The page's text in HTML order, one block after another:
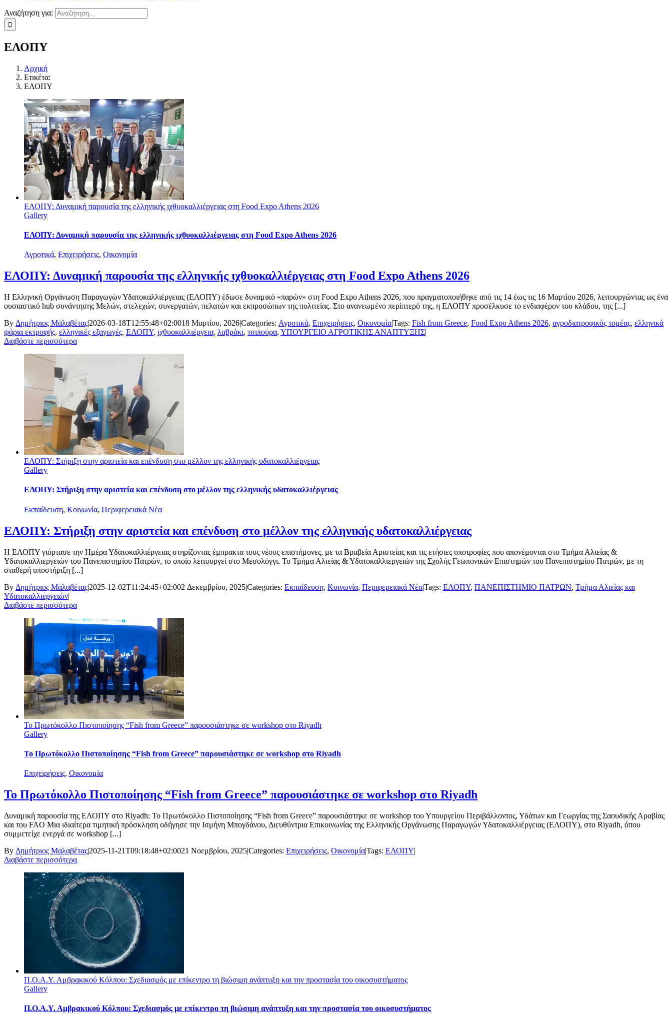
Αναζήτηση για:
ΕΛΟΠΥ
Αρχική
Ετικέτα:
ΕΛΟΠΥ
ΕΛΟΠΥ: Δυναμική παρουσία της ελληνικής ιχθυοκαλλιέργειας στη Food Expo Athens 2026
Gallery
ΕΛΟΠΥ: Δυναμική παρουσία της ελληνικής ιχθυοκαλλιέργειας στη Food Expo Athens 2026
Αγροτικά, Επιχειρήσεις, Οικονομία
ΕΛΟΠΥ: Δυναμική παρουσία της ελληνικής ιχθυοκαλλιέργειας στη Food Expo Athens 2026
Η Ελληνική Οργάνωση Παραγωγών Υδατοκαλλιέργειας (ΕΛΟΠΥ) έδωσε δυναμικό «παρών» στη Food Expo Athens 2026, που πραγματοποιήθηκε από τις 14 έως τις 16 Μαρτίου 2026, λειτουργώντας ως ένα
ουσιαστικό hub συνάντησης Μελών, στελεχών, συνεργατών, πελατών και εκπροσώπων της πολιτείας. Στο ανανεωμένο περίπτερό της, η ΕΛΟΠΥ προσέλκυσε το ενδιαφέρον του κλάδου, της [...]
By Δημήτριος Μαλαβέτας|2026-03-18T12:55:48+02:0018 Μαρτίου, 2026|Categories: Αγροτικά, Επιχειρήσεις, Οικονομία|Tags: Fish from Greece, Food Expo Athens 2026, αγροδιατροφικός τομέας, ελληνικά
ψάρια εκτροφής, ελληνικές εξαγωγές, ΕΛΟΠΥ, ιχθυοκαλλιέργεια, λαβράκι, τσιπούρα, ΥΠΟΥΡΓΕΙΟ ΑΓΡΟΤΙΚΗΣ ΑΝΑΠΤΥΞΗΣ|
Διαβάστε περισσότερα
ΕΛΟΠΥ: Στήριξη στην αριστεία και επένδυση στο μέλλον της ελληνικής υδατοκαλλιέργειας
Gallery
ΕΛΟΠΥ: Στήριξη στην αριστεία και επένδυση στο μέλλον της ελληνικής υδατοκαλλιέργειας
Εκπαίδευση, Κοινωνία, Περιφερειακά Νέα
ΕΛΟΠΥ: Στήριξη στην αριστεία και επένδυση στο μέλλον της ελληνικής υδατοκαλλιέργειας
Η ΕΛΟΠΥ γιόρτασε την Ημέρα Υδατοκαλλιέργειας στηρίζοντας έμπρακτα τους νέους επιστήμονες, με τα Βραβεία Αριστείας και τις ετήσιες υποτροφίες που απονέμονται στο Τμήμα Αλιείας &
Υδατοκαλλιεργειών του Πανεπιστημίου Πατρών, το οποίο λειτουργεί στο Μεσολόγγι. Το Τμήμα Αλιείας & Υδατοκαλλιεργειών της Σχολής Γεωπονικών Επιστημών του Πανεπιστημίου Πατρών, με τη
σταθερή υποστήριξη [...]
By Δημήτριος Μαλαβέτας|2025-12-02T11:24:45+02:002 Δεκεμβρίου, 2025|Categories: Εκπαίδευση, Κοινωνία, Περιφερειακά Νέα|Tags: ΕΛΟΠΥ, ΠΑΝΕΠΙΣΤΗΜΙΟ ΠΑΤΡΩΝ, Τμήμα Αλιείας και
Υδατοκαλλιεργειών|
Διαβάστε περισσότερα
Το Πρωτόκολλο Πιστοποίησης “Fish from Greece” παρουσιάστηκε σε workshop στο Riyadh
Gallery
Το Πρωτόκολλο Πιστοποίησης “Fish from Greece” παρουσιάστηκε σε workshop στο Riyadh
Επιχειρήσεις, Οικονομία
Το Πρωτόκολλο Πιστοποίησης “Fish from Greece” παρουσιάστηκε σε workshop στο Riyadh
Δυναμική παρουσία της ΕΛΟΠΥ στο Riyadh: Το Πρωτόκολλο Πιστοποίησης “Fish from Greece” παρουσιάστηκε σε workshop του Υπουργείου Περιβάλλοντος, Υδάτων και Γεωργίας της Σαουδικής Αραβίας
και του FAO Μια ιδιαίτερα τιμητική πρόσκληση οδήγησε την Ισμήνη Μπογδάνου, Διευθύντρια Επικοινωνίας της Ελληνικής Οργάνωσης Παραγωγών Υδατοκαλλιέργειας (ΕΛΟΠΥ), στο Riyadh, όπου
συμμετείχε ενεργά σε workshop [...]
By Δημήτριος Μαλαβέτας|2025-11-21T09:18:48+02:0021 Νοεμβρίου, 2025|Categories: Επιχειρήσεις, Οικονομία|Tags: ΕΛΟΠΥ|
Διαβάστε περισσότερα
Π.Ο.Α.Υ. Αμβρακικού Κόλπου: Σχεδιασμός με επίκεντρο τη βιώσιμη ανάπτυξη και την προστασία του οικοσυστήματος
Gallery
Π.Ο.Α.Υ. Αμβρακικού Κόλπου: Σχεδιασμός με επίκεντρο τη βιώσιμη ανάπτυξη και την προστασία του οικοσυστήματος